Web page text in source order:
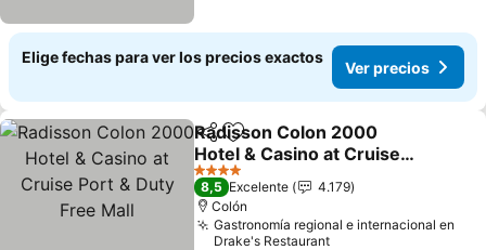
Elige fechas para ver los precios exactos
Ver precios
CompartirAgregar a favoritos
Radisson Colon 2000
Hotel & Casino at Cruise
Port & Duty Free Mall
Ver precios
4 Estrellas
8,5 Excelente
4.179
Colón
Gastronomía regional e internacional en
Drake's Restaurant